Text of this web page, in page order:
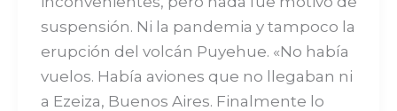
suspensión. Ni la pandemia y tampoco la
erupción del volcán Puyehue. «No había
vuelos. Había aviones que no llegaban ni
a Ezeiza, Buenos Aires. Finalmente lo